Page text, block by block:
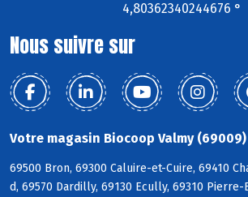
4,80362340244676 °
Nous suivre sur
Votre magasin Biocoop Valmy
69500 Bron, 69300 Caluire-et-Cuire, 69410
d, 69570 Dardilly, 69130 Ecully, 69310 Pierre-